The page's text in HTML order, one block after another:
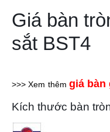
Giá bàn
sắt BST4
>>> Xem thêm giá bàn
Kích thước bàn